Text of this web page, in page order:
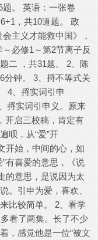
。 英语：一张卷
，共10道题。 政
主义才能救中国》，
必修1～第2节离子反
二 ，共31题。 2、陈
分钟。 3、捋不等式关
4、捋实词引申
捋实词引申义。原来
开启三校稿，肯定有
呗，从“爱”开
开始，中间的心，如
有喜爱的意思，《说
的意思，是说因为太
。引申为爱，喜欢、
比较简单。 2、看学
看了两集。长了不少
，感觉他是一位“被文